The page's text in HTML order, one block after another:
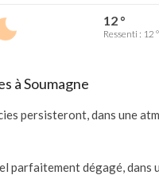
12 °
Ressenti : 12 °
à Soumagne
persisteront, dans une
parfaitement dégagé,